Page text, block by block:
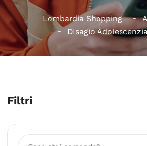
Lombardia Shopping
DIsagio
Filtri